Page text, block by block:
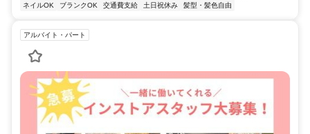
ネイルOK
ブランクOK 交通費支給 土日祝休み 髪型・髪色自由
アルバイト・パート